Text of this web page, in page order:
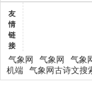
友
情
链
接
气象网 气象网 气象
机端
气象网古诗文搜